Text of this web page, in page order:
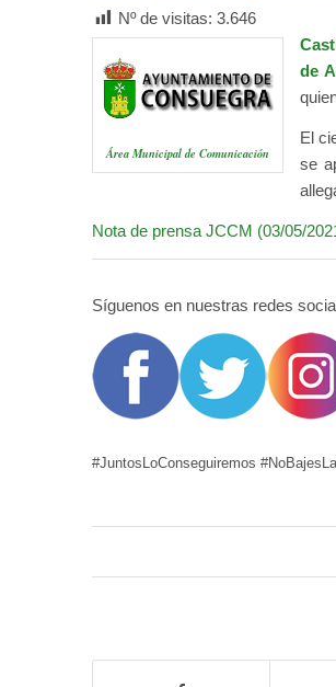
Nº de visitas: 3.646
Área Municipal de Comunicación
de
El
se
Nota de prensa JCCM (03/05/
Síguenos en nuestras redes
#JuntosLoConseguiremos